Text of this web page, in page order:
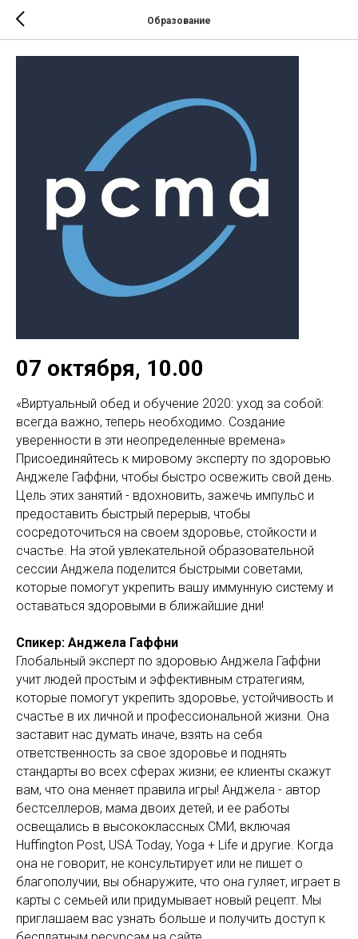
Образование
07 октября, 10.00
«Виртуальный обед и обучение 2020: уход за собой:
всегда важно, теперь необходимо. Создание
уверенности в эти неопределенные времена»
Присоединяйтесь к мировому эксперту по здоровью
Анджеле Гаффни, чтобы быстро освежить свой день.
Цель этих занятий - вдохновить, зажечь импульс и
предоставить быстрый перерыв, чтобы
сосредоточиться на своем здоровье, стойкости и
счастье. На этой увлекательной образовательной
сессии Анджела поделится быстрыми советами,
которые помогут укрепить вашу иммунную систему и
оставаться здоровыми в ближайшие дни!
Спикер: Анджела Гаффни
Глобальный эксперт по здоровью Анджела Гаффни
учит людей простым и эффективным стратегиям,
которые помогут укрепить здоровье, устойчивость и
счастье в их личной и профессиональной жизни. Она
заставит нас думать иначе, взять на себя
ответственность за свое здоровье и поднять
стандарты во всех сферах жизни; ее клиенты скажут
вам, что она меняет правила игры! Анджела - автор
бестселлеров, мама двоих детей, и ее работы
освещались в высококлассных СМИ, включая
Huffington Post, USA Today, Yoga + Life и другие. Когда
она не говорит, не консультирует или не пишет о
благополучии, вы обнаружите, что она гуляет, играет в
карты с семьей или придумывает новый рецепт. Мы
приглашаем вас узнать больше и получить доступ к